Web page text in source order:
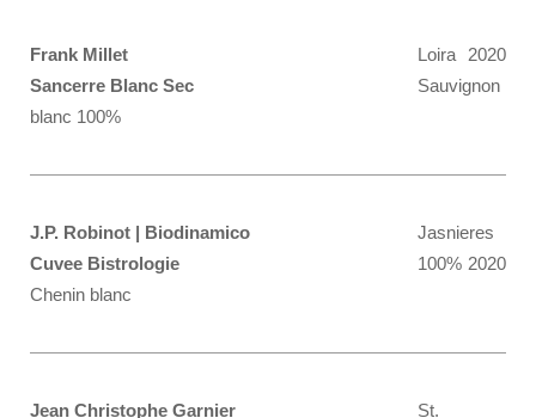
Frank Millet Loira
2020
Sancerre Blanc Sec
Sauvignon
blanc 100%
J.P. Robinot | Biodinamico
Jasnieres
2020
Cuvee Bistrologie
100%
Chenin blanc
Jean Christophe Garnier
St.